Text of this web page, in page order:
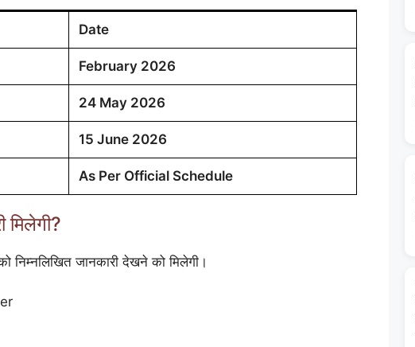
Date
February 2026
24 May 2026
15 June 2026
As Per Official Schedule
मिलेगी?
निम्नलिखित जानकारी देखने को मिलेगी।